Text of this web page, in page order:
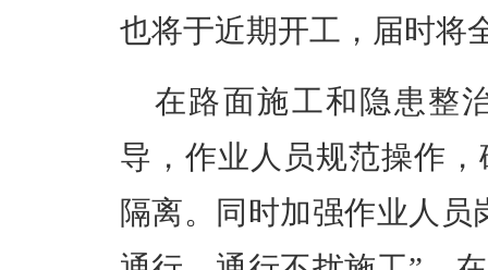
也将于近期开工，届时将
在路面施工和隐患整
导，作业人员规范操作
隔离。同时加强作业人员